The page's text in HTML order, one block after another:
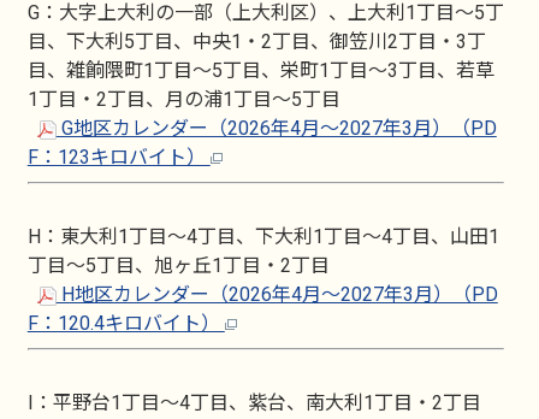
G：大字上大利の一部（上大利区）、上大利1丁目～5丁
目、下大利5丁目、中央1・2丁目、御笠川2丁目・3丁
目、雑餉隈町1丁目～5丁目、栄町1丁目～3丁目、若草
1丁目・2丁目、月の浦1丁目～5丁目
G地区カレンダー（2026年4月～2027年3月）（PD
F：123キロバイト）
H：東大利1丁目～4丁目、下大利1丁目～4丁目、山田1
丁目～5丁目、旭ヶ丘1丁目・2丁目
H地区カレンダー（2026年4月～2027年3月）（PD
F：120.4キロバイト）
I：平野台1丁目～4丁目、紫台、南大利1丁目・2丁目